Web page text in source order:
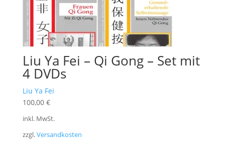
Liu Ya Fei – Qi Gong – Set mit
4 DVDs
Liu Ya Fei
100,00 €
inkl. MwSt.
zzgl.Versandkosten